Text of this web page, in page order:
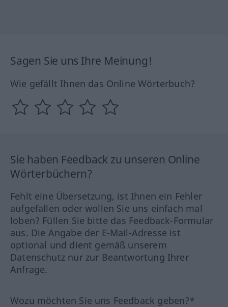
Sagen Sie uns Ihre Meinung!
Wie gefällt Ihnen das Online Wörterbuch?
Sie haben Feedback zu unseren Online
Wörterbüchern?
Fehlt eine Übersetzung, ist Ihnen ein Fehler
aufgefallen oder wollen Sie uns einfach mal
loben? Füllen Sie bitte das Feedback-Formular
aus. Die Angabe der E-Mail-Adresse ist
optional und dient gemäß unserem
Datenschutz nur zur Beantwortung Ihrer
Anfrage.
Wozu möchten Sie uns Feedback geben?*